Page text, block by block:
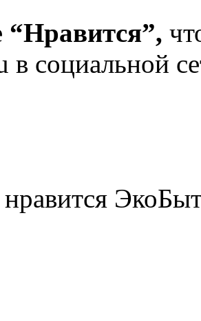
“Нравится”,
в социальной